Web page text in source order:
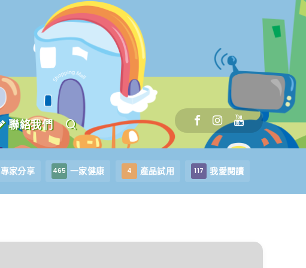
聯絡我們
專家分享 465 一家健康 4 產品試用 117 我愛閱讀